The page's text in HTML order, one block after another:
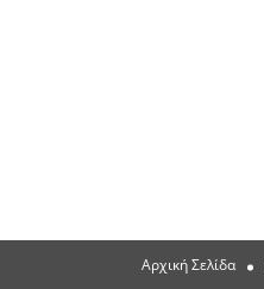
Αρχική Σελίδα